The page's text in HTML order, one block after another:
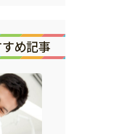
め記事